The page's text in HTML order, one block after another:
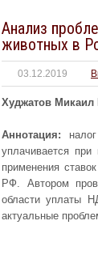
Анализ
животных в
03.12.2019
Худжатов Микаил
Аннотация:
уплачивается
применения
РФ. Автором
области уплаты
актуальные